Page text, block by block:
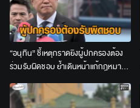
“อนุทิน” ชี้เหตุกราดยิงผู้ปกครองต้อง
ร่วมรับผิดชอบ ย้ำเดินหน้าแก้กฎหมาย
คุมอาวุธปืน